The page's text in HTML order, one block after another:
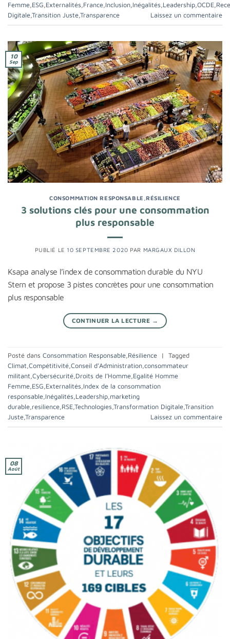
Femme ESG Externalités France Inclusion Inégalités Leadership OCDE
Digitale Transition Juste Transparence Laissez un commentaire
10
Sep
CONSOMMATION RESPONSABLE ,RÉSILIENCE
3 solutions clés pour une consommation
plus responsable
PUBLIÉ LE 10 SEPTEMBRE 2020 PAR MARGAUX DILLON
Ksapa analyse l’index de consommation durable du NYU
Stern et propose 3 pistes concrètes pour une consommation
plus responsable
CONTINUER LA LECTURE →
Posté dans Consommation Responsable,Résilience |
Tagged
Climat,Compétitivité,Conseil d’Administration,consommateur
militant,Cybersécurité,Droits de l’Homme,Egalité Homme
Femme,ESG,Externalités,Index de la consommation
responsable,Inégalités,Leadership,marketing
durable,resilience,RSE,Technologies,Transformation Digitale,Transition
Juste,Transparence Laissez un commentaire
08
Août